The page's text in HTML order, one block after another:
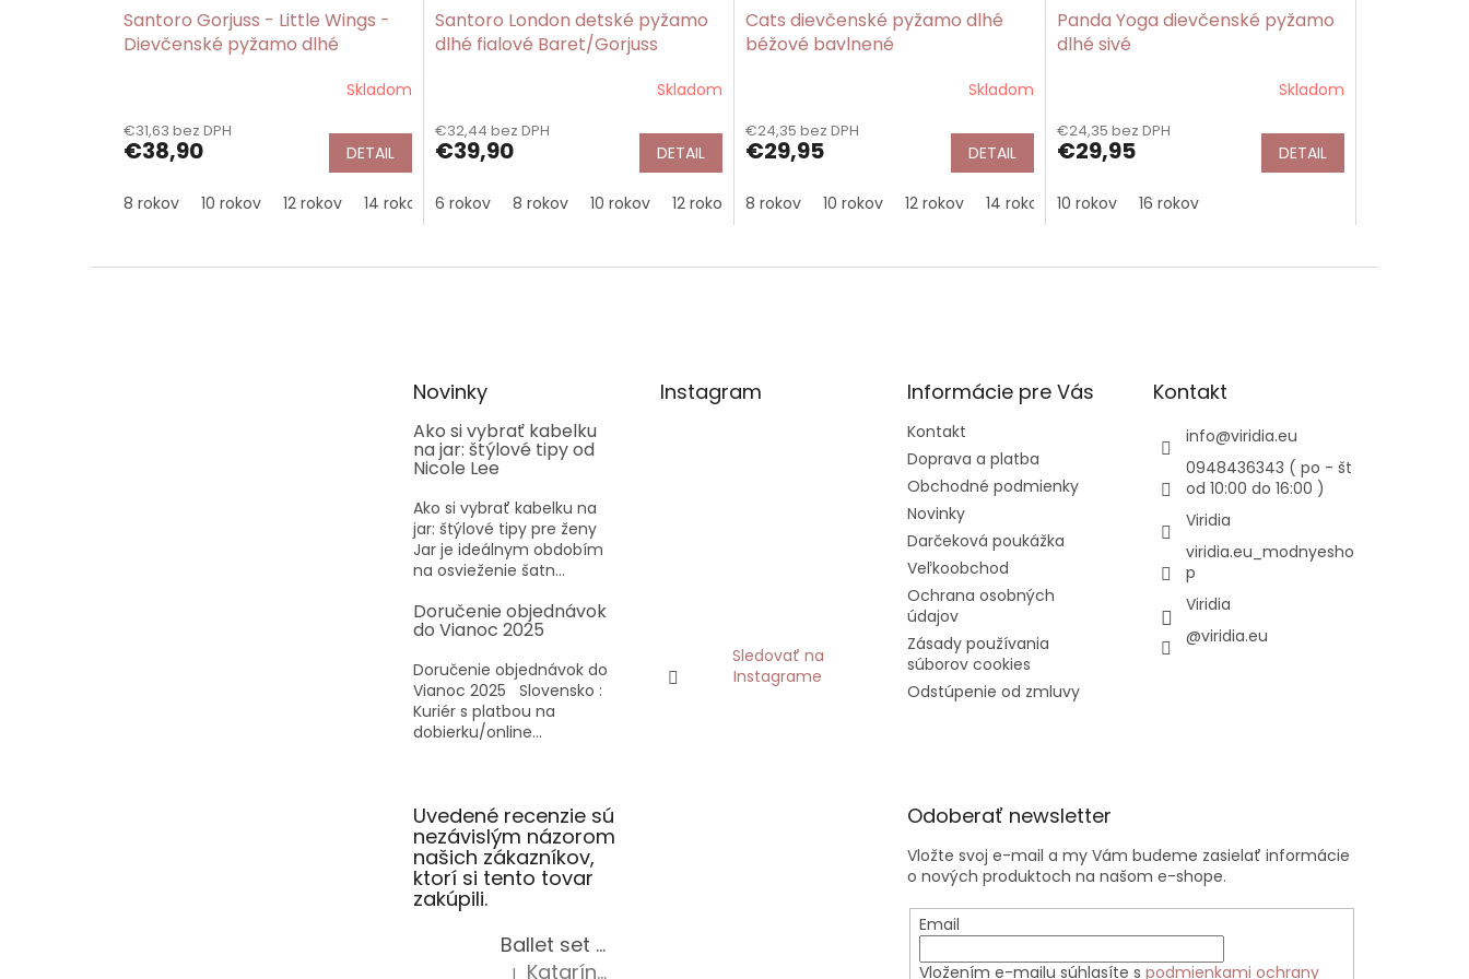
Santoro Gorjuss - Little Wings -
Dievčenské pyžamo dlhé
Skladom
€31,63 bez DPH
€38,90 DETAIL
8 rokov 10 rokov 12 rokov 14 rokov
Santoro London detské pyžamo
dlhé fialové Baret/Gorjuss
Skladom
€32,44 bez DPH
€39,90 DETAIL
6 rokov 8 rokov 10 rokov 12 rokov 14 rokov 16 rokov
Cats dievčenské pyžamo dlhé
béžové bavlnené
Skladom
€24,35 bez DPH
€29,95 DETAIL
8 rokov 10 rokov 12 rokov 14 rokov 16 rokov
Panda Yoga dievčenské pyžamo
dlhé sivé
Skladom
€24,35 bez DPH
€29,95 DETAIL
10 rokov 16 rokov
Novinky
Ako si vybrať kabelku
na jar: štýlové tipy od
Nicole Lee
Ako si vybrať kabelku na
jar: štýlové tipy pre ženy
Jar je ideálnym obdobím
na osvieženie šatn...
Doručenie objednávok
do Vianoc 2025
Doručenie objednávok do
Vianoc 2025 Slovensko :
Kuriér s platbou na
dobierku/online...
Instagram
Sledovať na
Instagrame
Informácie pre Vás
Kontakt
Doprava a platba
Obchodné podmienky
Novinky
Darčeková poukážka
Veľkoobchod
Ochrana osobných
údajov
Zásady používania
súborov cookies
Odstúpenie od zmluvy
Kontakt
info@viridia.eu
0948436343 ( po - št
od 10:00 do 16:00 )
Viridia
viridia.eu_modnyesho
p
Viridia
@viridia.eu
Uvedené recenzie sú
nezávislým názorom
našich zákazníkov,
ktorí si tento tovar
zakúpili.
Ballet set školská taška, nerezová fľaša a plný peračník s motívom baletky pre dievča
| Katarína Sz.
Odoberať newsletter
Vložte svoj e-mail a my Vám budeme zasielať informácie
o nových produktoch na našom e-shope.
Email
Vložením e-mailu súhlasíte spodmienkami ochrany